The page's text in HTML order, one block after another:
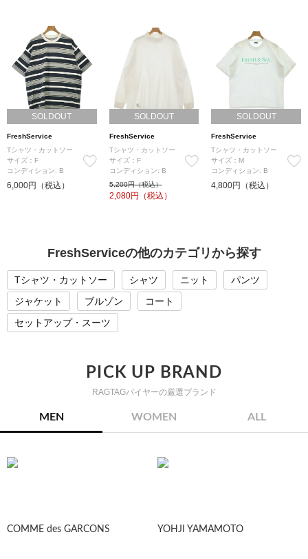
SOLDOUT
FreshService
Tシャツ・カットソー
サイズ：F
コンディション: B
6,000円（税込）
SOLDOUT
FreshService
Tシャツ・カットソー
サイズ：F
コンディション: B
5,200円（税込）
2,080円（税込）
SOLDOUT
FreshService
Tシャツ・カットソー
サイズ：M
コンディション: B
4,800円（税込）
FreshServiceの他のカテゴリから探す
Tシャツ・カットソー シャツ ニット
パンツ
ジャケット
ブルゾン
コート
セットアップ・スーツ
PICK UP BRAND
RAGTAGバイヤーの厳選ブランド
MEN WOMEN ALL
COMME des GARCONS YOHJI YAMAMOTO